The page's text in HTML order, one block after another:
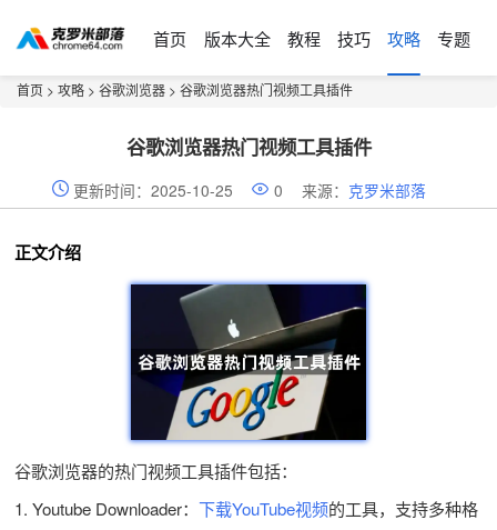
首页 版本大全 教程 技巧 攻略 专题
首页 > 攻略 > 谷歌浏览器 > 谷歌浏览器热门视频工具插件
谷歌浏览器热门视频工具插件
更新时间：2025-10-25 0 来源： 克罗米部落
正文介绍
谷歌浏览器的热门视频工具插件包括：
1. Youtube Downloader： 下载YouTube视频的工具，支持多种格